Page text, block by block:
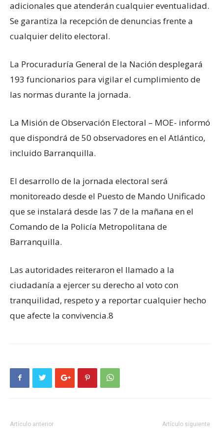
adicionales que atenderán cualquier eventualidad.
Se garantiza la recepción de denuncias frente a
cualquier delito electoral.
La Procuraduría General de la Nación desplegará
193 funcionarios para vigilar el cumplimiento de
las normas durante la jornada.
La Misión de Observación Electoral – MOE- informó
que dispondrá de 50 observadores en el Atlántico,
incluido Barranquilla.
El desarrollo de la jornada electoral será
monitoreado desde el Puesto de Mando Unificado
que se instalará desde las 7 de la mañana en el
Comando de la Policía Metropolitana de
Barranquilla.
Las autoridades reiteraron el llamado a la
ciudadanía a ejercer su derecho al voto con
tranquilidad, respeto y a reportar cualquier hecho
que afecte la convivencia.8
Artículo anterior Artículo siguiente